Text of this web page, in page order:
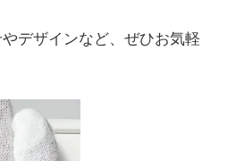
デザインなど、ぜひお気軽